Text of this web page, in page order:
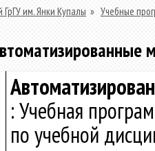
ГрГУ им. Янки Купалы » Учебные
: Учебная
по учебной